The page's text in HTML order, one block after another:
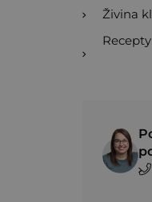
Živina
Recepty